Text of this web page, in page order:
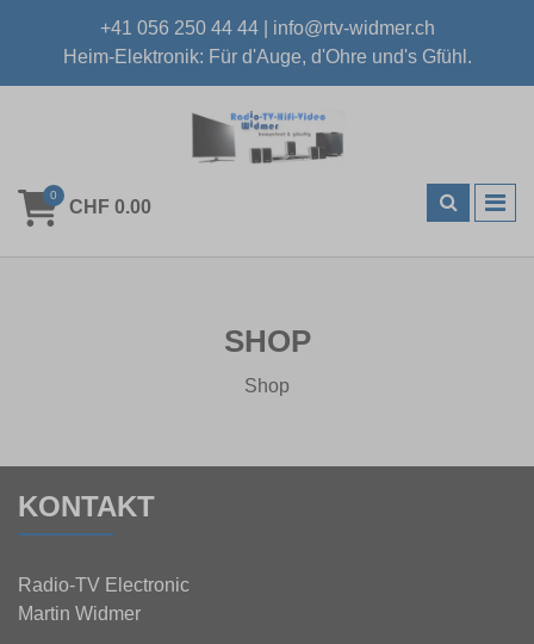
+41 056 250 44 44| info@rtv-widmer.ch
Heim-Elektronik: Für d'Auge, d'Ohre und's Gfühl.
0
CHF 0.00
SHOP
Shop
KONTAKT
Radio-TV Electronic
Martin Widmer